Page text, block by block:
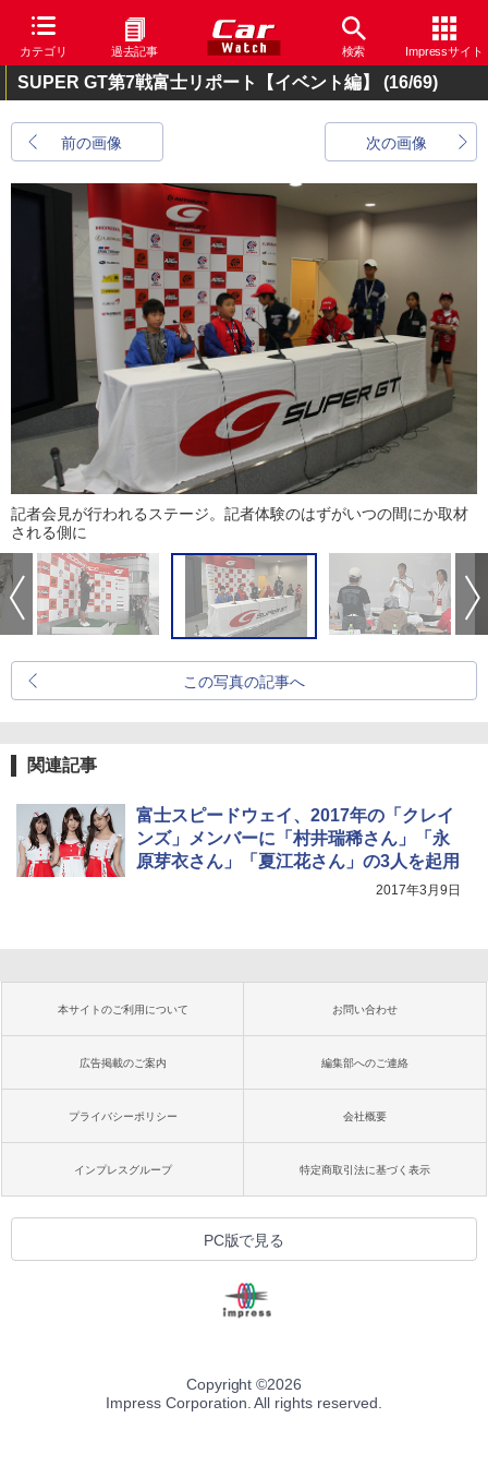
カテゴリ 過去記事 検索 Impressサイト
SUPER GT第7戦富士リポート【イベント編】 (16/69)
前の画像 次の画像
記者会見が行われるステージ。記者体験のはずがいつの間にか取材
される側に
この写真の記事へ
関連記事
富士スピードウェイ、2017年の「クレイ
ンズ」メンバーに「村井瑞稀さん」「永
原芽衣さん」「夏江花さん」の3人を起用
2017年3月9日
本サイトのご利用について お問い合わせ
広告掲載のご案内 編集部へのご連絡
プライバシーポリシー 会社概要
インプレスグループ 特定商取引法に基づく表示
PC版で見る
Copyright ©2026
Impress Corporation. All rights reserved.